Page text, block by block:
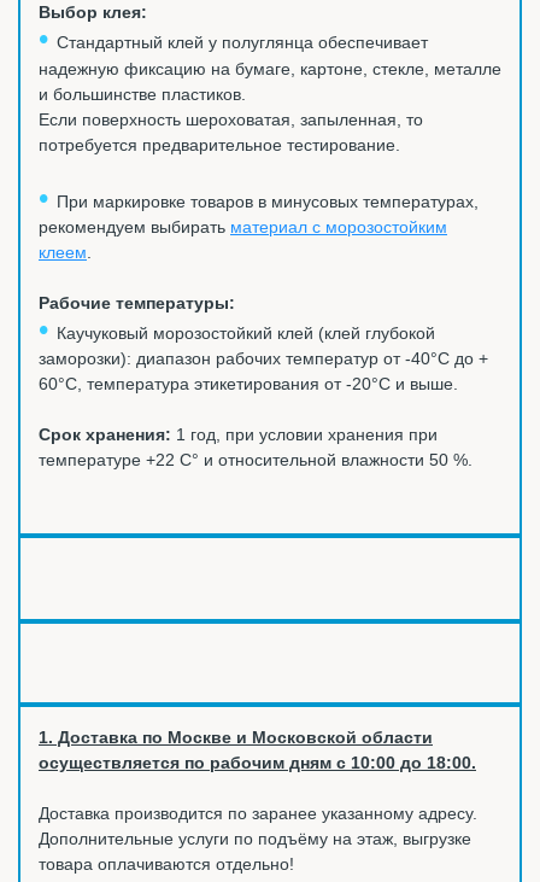
Выбор клея:
• Стандартный клей у полуглянца обеспечивает
надежную фиксацию на бумаге, картоне, стекле, металле
и большинстве пластиков.
Если поверхность шероховатая, запыленная, то
потребуется предварительное тестирование.
• При маркировке товаров в минусовых температурах,
рекомендуем выбирать материал с морозостойким
клеем
Рабочие температуры:
• Каучуковый морозостойкий клей (клей глубокой
заморозки): диапазон рабочих температур от -40°C до +
60°C, температура этикетирования от -20°C и выше.
Срок хранения: 1 год, при условии хранения при
температуре +22 С° и относительной влажности 50 %.
1. Доставка по Москве и Московской области
осуществляется по рабочим дням с 10:00 до 18:00.
Доставка производится по заранее указанному адресу.
Дополнительные услуги по подъёму на этаж, выгрузке
товара оплачиваются отдельно!